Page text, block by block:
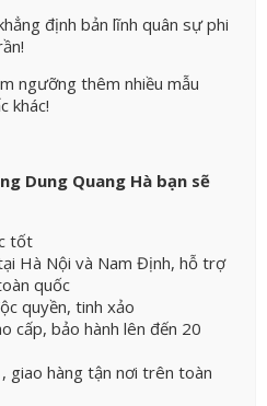
định bản lĩnh quân sự phi
ngưỡng thêm nhiều mẫu
khác!
Dung Quang Hà bạn sẽ
tốt
Hà Nội và Nam Định, hỗ trợ
quốc
quyền, tinh xảo
cấp, bảo hành lên đến 20
giao hàng tận nơi trên toàn